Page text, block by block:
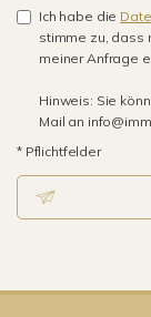
Ich habe die
stimme zu, dass
meiner Anfrage
Hinweis: Sie
Mail an
* Pflichtfelder